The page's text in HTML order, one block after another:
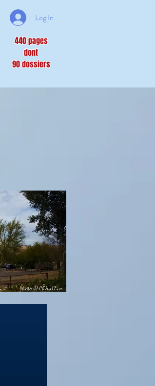
Log In
440 pages
dont
90 dossiers